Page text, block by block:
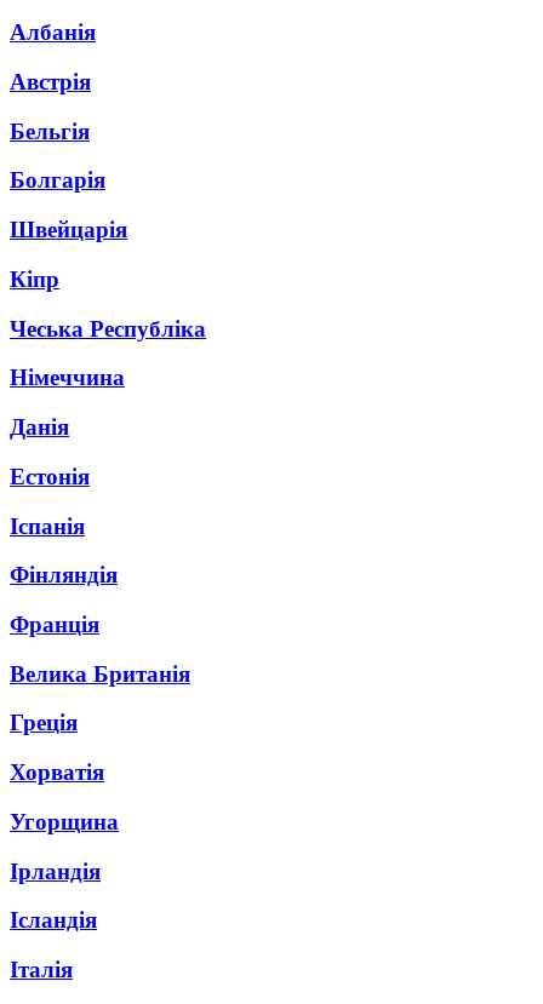
Албанія
Австрія
Бельгія
Болгарія
Швейцарія
Кіпр
Чеська Республіка
Німеччина
Данія
Естонія
Іспанія
Фінляндія
Франція
Велика Британія
Греція
Хорватія
Угорщина
Ірландія
Ісландія
Італія